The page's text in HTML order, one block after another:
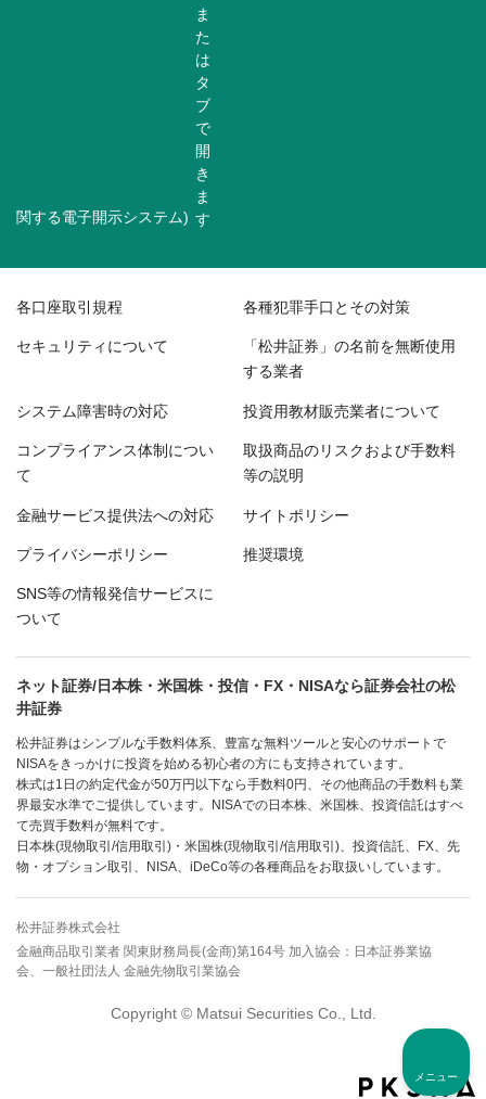
メニュー
関する電子開示システム)
各口座取引規程 各種犯罪手口とその対策
セキュリティについて 「松井証券」の名前を無断使用
する業者
システム障害時の対応 投資用教材販売業者について
コンプライアンス体制につい
て
取扱商品のリスクおよび手数料
等の説明
金融サービス提供法への対応 サイトポリシー
プライバシーポリシー 推奨環境
SNS等の情報発信サービスに
ついて
ネット証券/日本株・米国株・投信・FX・NISAなら証券会社の松
井証券
松井証券はシンプルな手数料体系、豊富な無料ツールと安心のサポートで
NISAをきっかけに投資を始める初心者の方にも支持されています。
株式は1日の約定代金が50万円以下なら手数料0円、その他商品の手数料も業
界最安水準でご提供しています。NISAでの日本株、米国株、投資信託はすべ
て売買手数料が無料です。
日本株(現物取引/信用取引)・米国株(現物取引/信用取引)、投資信託、FX、先
物・オプション取引、NISA、iDeCo等の各種商品をお取扱いしています。
松井証券株式会社
金融商品取引業者 関東財務局長(金商)第164号 加入協会：日本証券業協
会、一般社団法人 金融先物取引業協会
Copyright © Matsui Securities Co., Ltd.